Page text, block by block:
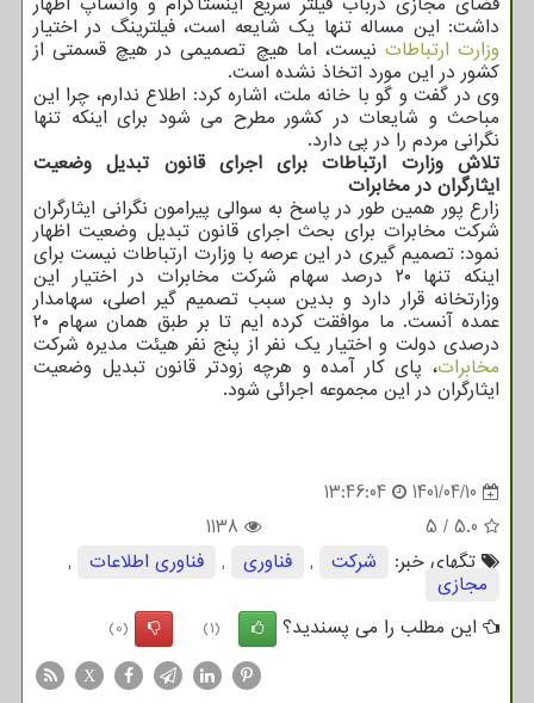
داشت: این مساله تنها یک شایعه است، فیلترینگ در اختیار
وزارت ارتباطات نیست، اما هیچ تصمیمی در هیچ قسمتی از
کشور در این مورد اتخاذ نشده است.
وی در گفت و گو با خانه ملت، اشاره کرد: اطلاع ندارم، چرا این
مباحث و شایعات در کشور مطرح می شود برای اینکه تنها
نگرانی مردم را در پی دارد.
تلاش وزارت ارتباطات برای اجرای قانون تبدیل وضعیت
ایثارگران در مخابرات
زارع پور همین طور در پاسخ به سوالی پیرامون نگرانی ایثارگران
شرکت مخابرات برای بحث اجرای قانون تبدیل وضعیت اظهار
نمود: تصمیم گیری در این عرصه با وزارت ارتباطات نیست برای
اینکه تنها ۲۰ درصد سهام شرکت مخابرات در اختیار این
وزارتخانه قرار دارد و بدین سبب تصمیم گیر اصلی، سهامدار
عمده آنست. ما موافقت کرده ایم تا بر طبق همان سهام ۲۰
درصدی دولت و اختیار یک نفر از پنج نفر هیئت مدیره شرکت
مخابرات، پای کار آمده و هرچه زودتر قانون تبدیل وضعیت
ایثارگران در این مجموعه اجرائی شود.
1401/04/10
13:46:04
5.0
/
5
1138
تگهای خبر:
شركت , فناوری , فناوری اطلاعات ,
مجازی
این مطلب را می پسندید؟
(1)
(0)
X